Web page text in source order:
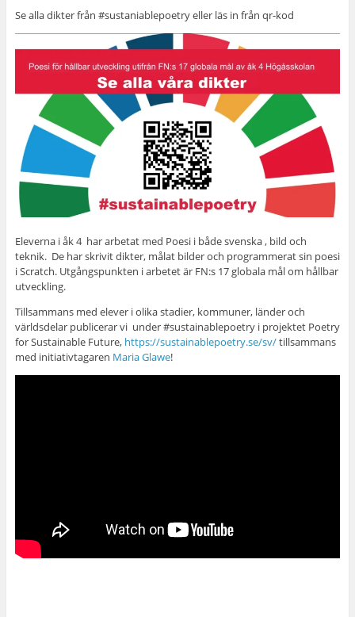
Se alla dikter från #sustaniablepoetry eller läs in från qr-kod
Eleverna i åk 4 har arbetat med Poesi i både svenska , bild och
teknik. De har skrivit dikter, målat bilder och programmerat sin poesi
i Scratch. Utgångspunkten i arbetet är FN:s 17 globala mål om hållbar
utveckling.
Tillsammans med elever i olika stadier, kommuner, länder och
världsdelar publicerar vi under #sustainablepoetry i projektet Poetry
for Sustainable Future, https://sustainablepoetry.se/sv/tillsammans
med initiativtagaren Maria Glawe!